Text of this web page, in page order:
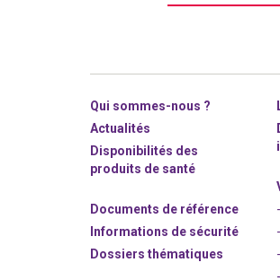
Qui sommes-nous ?
Actualités
Disponibilités des
produits de santé
Documents de référence
Informations de sécurité
Dossiers thématiques